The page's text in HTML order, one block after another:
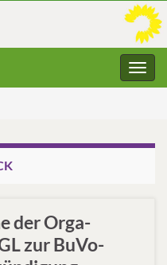
der Orga-
zur BuVo-